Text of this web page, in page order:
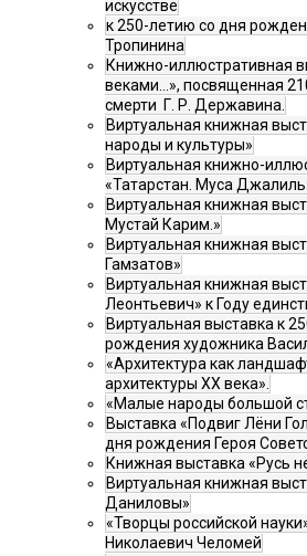
искусстве
к 250-летию со дня
Тропинина
Книжно-иллюстративная
веками…», посвященная
смерти Г. Р. Державина.
Виртуальная книжная
народы и культуры»
Виртуальная книжно-
«Татарстан. Муса
Виртуальная книжная
Мустай Карим.»
Виртуальная книжная
Гамзатов»
Виртуальная книжная
Леонтьевич» к Году
Виртуальная выставка к
рождения художника
«Архитектура как
архитектуры XX века».
«Малые народы большой
Выставка «Подвиг Лёни
дня рождения Героя
Книжная выставка «Русь
Виртуальная книжная
Даниловы»
«Творцы российской
Николаевич Челомей